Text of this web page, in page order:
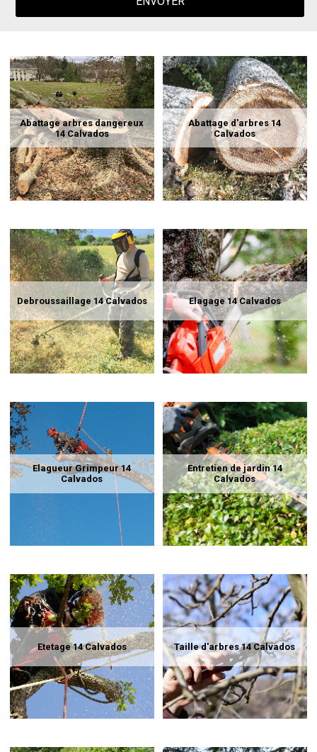
Abattage arbres dangereux
14 Calvados
Abattage d'arbres 14
Calvados
Debroussaillage 14 Calvados Elagage 14 Calvados
Elagueur Grimpeur 14
Calvados
Entretien de jardin 14
Calvados
Etetage 14 Calvados Taille d'arbres 14 Calvados